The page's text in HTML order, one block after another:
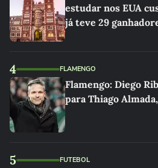
estudar nos EUA
já teve 29
4 FLAMENGO
Flamengo: Diego
para Thiago
5 FUTEBOL